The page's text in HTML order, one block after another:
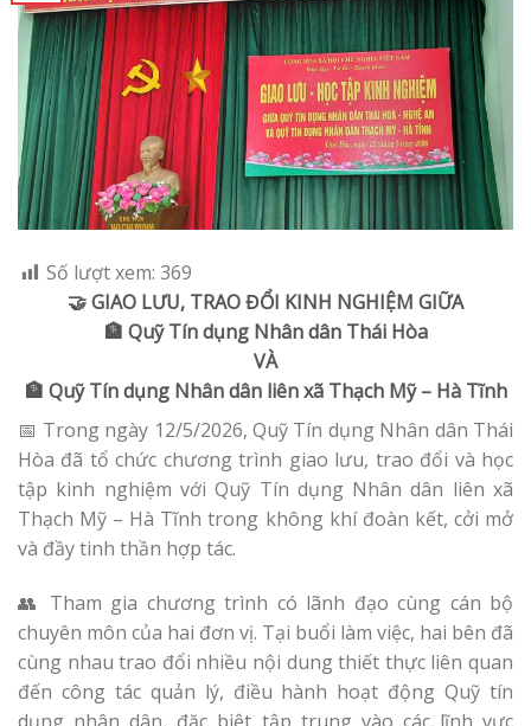
Số lượt xem: 369
🤝 GIAO LƯU, TRAO ĐỔI KINH NGHIỆM GIỮA
🏦 Quỹ Tín dụng Nhân dân Thái Hòa
VÀ
🏦 Quỹ Tín dụng Nhân dân liên xã Thạch Mỹ – Hà Tĩnh
📅 Trong ngày 12/5/2026, Quỹ Tín dụng Nhân dân Thái
Hòa đã tổ chức chương trình giao lưu, trao đổi và học
tập kinh nghiệm với Quỹ Tín dụng Nhân dân liên xã
Thạch Mỹ – Hà Tĩnh trong không khí đoàn kết, cởi mở
và đầy tinh thần hợp tác.
👥 Tham gia chương trình có lãnh đạo cùng cán bộ
chuyên môn của hai đơn vị. Tại buổi làm việc, hai bên đã
cùng nhau trao đổi nhiều nội dung thiết thực liên quan
đến công tác quản lý, điều hành hoạt động Quỹ tín